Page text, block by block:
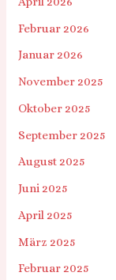
Februar 2026
Januar 2026
November 2025
Oktober 2025
September 2025
August 2025
Juni 2025
April 2025
März 2025
Februar 2025